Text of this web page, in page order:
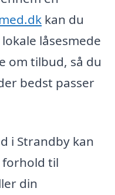
kan du
låsesmede
om tilbud, så du
bedst passer
i Strandby kan
forhold til
din